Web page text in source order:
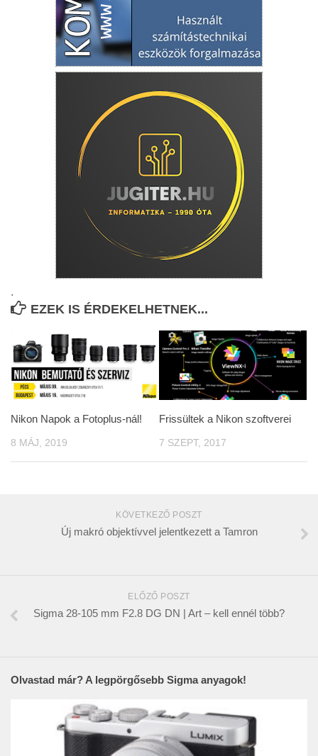
.
EZEK IS ÉRDEKELHETNEK...
Nikon Napok a Fotoplus-nál!
8 MÁJ, 2019
Frissültek a Nikon szoftverei
7 SZEPT, 2017
KÖVETKEZŐ POSZT
Új makró objektívvel jelentkezett a Tamron
ELŐZŐ POSZT
Sigma 28-105 mm F2.8 DG DN | Art – kell ennél több?
Olvastad már? A legpörgősebb Sigma anyagok!